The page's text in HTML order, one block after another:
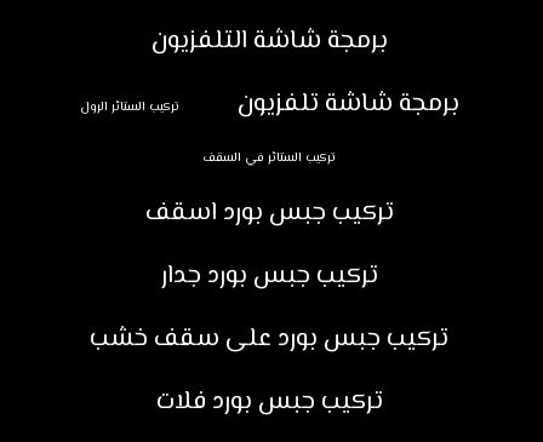
برمجة شاشة التلفزيون
برمجة شاشة تلفزيون
تركيب الستائر الرول
تركيب الستائر في السقف
تركيب جبس بورد اسقف
تركيب جبس بورد جدار
تركيب جبس بورد على سقف خشب
تركيب جبس بورد فلات